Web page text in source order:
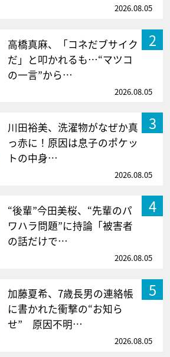
2026.08.05
2
高橋真麻、「コネだブサイク
だ」と叩かれるも…“マツコ
の一言”から…
2026.08.05
3
川田裕美、洗濯物がなぜか真
っ赤に！原因は息子のポケッ
トの中身…
2026.08.05
4
“後輩”今田美桜、“先輩のパ
ワハラ問題”に持論「被害者
の話だけで…
2026.08.05
5
加藤夏希、7歳長男の連絡帳
に書かれた衝撃の“お知ら
せ” 原因不明…
2026.08.05